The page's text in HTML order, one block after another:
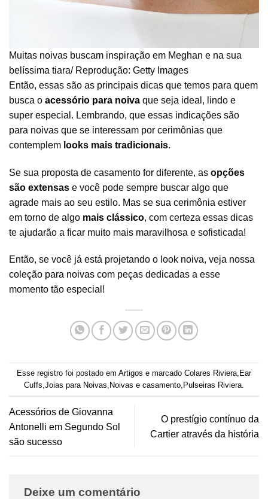
Muitas noivas buscam inspiração em Meghan e na sua
belíssima tiara/ Reprodução: Getty Images
Então, essas são as principais dicas que temos para quem
busca o acessório para noiva que seja ideal, lindo e
super especial. Lembrando, que essas indicações são
para noivas que se interessam por cerimônias que
contemplem looks mais tradicionais.
Se sua proposta de casamento for diferente, as opções
são extensas e você pode sempre buscar algo que
agrade mais ao seu estilo. Mas se sua cerimônia estiver
em torno de algo mais clássico, com certeza essas dicas
te ajudarão a ficar muito mais maravilhosa e sofisticada!
Então, se você já está projetando o look noiva, veja nossa
coleção para noivas com peças dedicadas a esse
momento tão especial!
Esse registro foi postado em Artigos e marcado Colares Riviera Ear
Cuffs Joias para Noivas Noivas e casamento Pulseiras Riviera
Acessórios de Giovanna
Antonelli em Segundo Sol
são sucesso
O prestígio contínuo da
Cartier através da história
Deixe um comentário